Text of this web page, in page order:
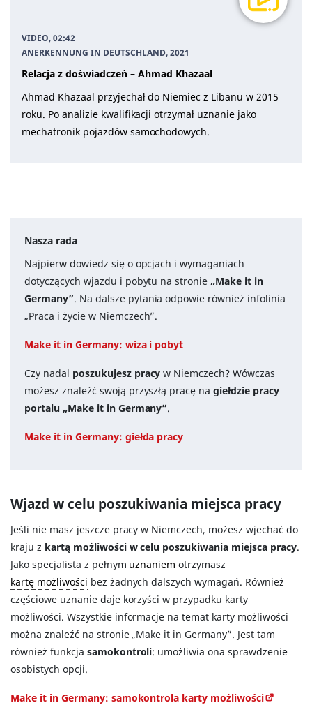
VIDEO, 02:42
ANERKENNUNG IN DEUTSCHLAND, 2021
Relacja z doświadczeń – Ahmad Khazaal
Ahmad Khazaal przyjechał do Niemiec z Libanu w 2015
roku. Po analizie kwalifikacji otrzymał uznanie jako
mechatronik pojazdów samochodowych.
Nasza rada
Najpierw dowiedz się o opcjach i wymaganiach
dotyczących wjazdu i pobytu na stronie„Make it in
Germany”. Na dalsze pytania odpowie również infolinia
„Praca i życie w Niemczech”.
Make it in Germany: wiza i pobyt
Czy nadal poszukujesz pracy w Niemczech? Wówczas
możesz znaleźć swoją przyszłą pracę nagiełdzie pracy
portalu „Make it in Germany”.
Make it in Germany: giełda pracy
Wjazd w celu poszukiwania miejsca pracy
Jeśli nie masz jeszcze pracy w Niemczech, możesz wjechać do
kraju z kartą możliwości w celu poszukiwania miejsca pracy.
Jako specjalista z pełnym uznaniem otrzymasz
kartę możliwości bez żadnych dalszych wymagań. Również
częściowe uznanie daje korzyści w przypadku karty
możliwości. Wszystkie informacje na temat karty możliwości
można znaleźć na stronie „Make it in Germany”. Jest tam
również funkcja samokontroli: umożliwia ona sprawdzenie
osobistych opcji.
Make it in Germany: samokontrola karty możliwości